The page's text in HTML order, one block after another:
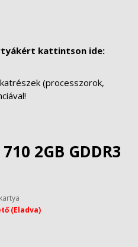
kattintson ide:
(processzorok,
2GB GDDR3
(Eladva)